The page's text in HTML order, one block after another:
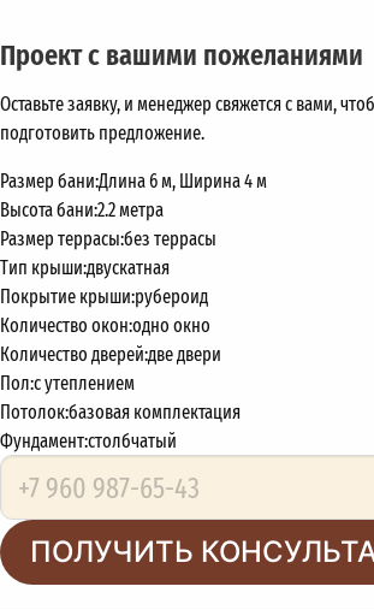
Проект с вашими пожеланиями
Оставьте заявку, и менеджер свяжется с вами,
подготовить предложение.
Размер бани:Длина 6 м, Ширина 4 м
Высота бани:2.2 метра
Размер террасы:без террасы
Тип крыши:двускатная
Покрытие крыши:рубероид
Количество окон:одно окно
Количество дверей:две двери
Пол:с утеплением
Потолок:базовая комплектация
Фундамент:столбчатый
ПОЛУЧИТЬ